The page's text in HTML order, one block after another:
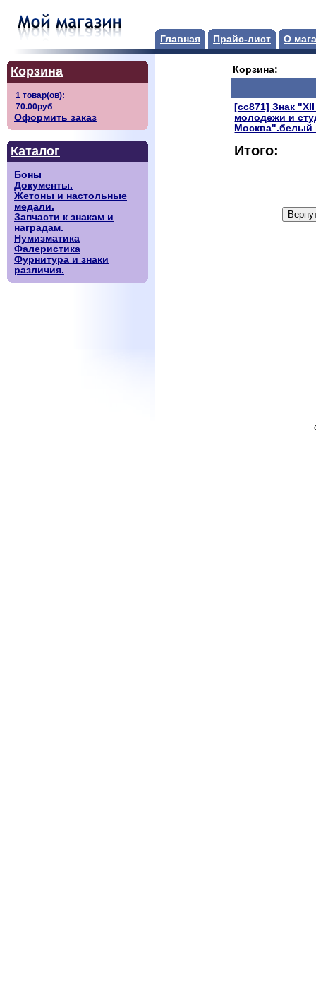
Главная Прайс-лист О
Корзина
Оформить заказ
Каталог
Боны
Документы.
Жетоны и настольные
медали.
Запчасти к знакам и
наградам.
Нумизматика
Фалеристика
Фурнитура и знаки
различия.
Корзина:
[сс871] Знак
молодежи и
Москва".белый
Итого: